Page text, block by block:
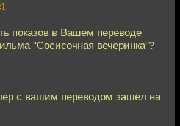
показов в Вашем переводе
"Сосисочная вечеринка"?
с вашим переводом зашёл на